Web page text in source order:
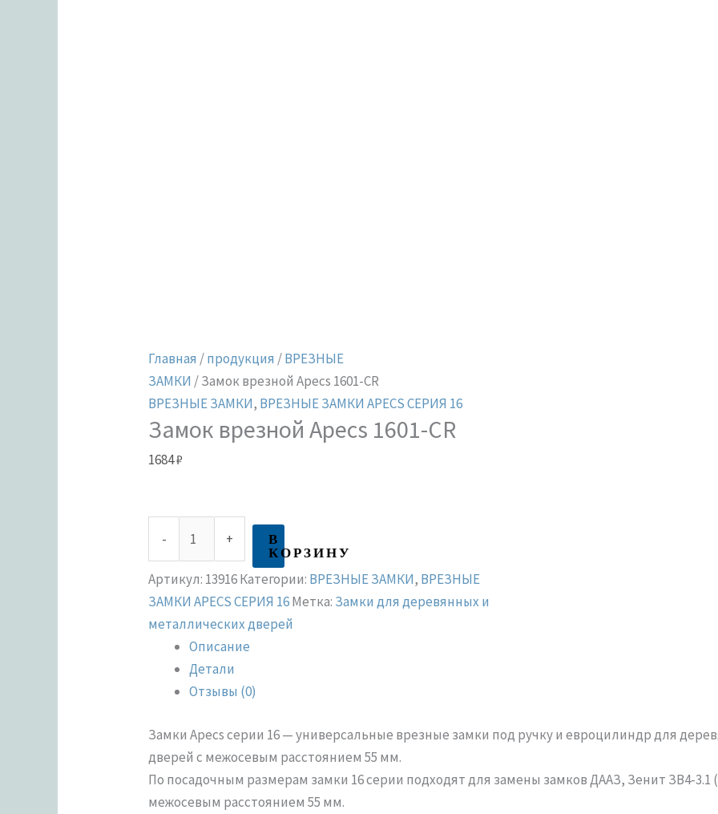
Главная /продукция /ВРЕЗНЫЕ
ЗАМКИ / Замок врезной Apecs 1601-CR
ВРЕЗНЫЕ ЗАМКИ, ВРЕЗНЫЕ ЗАМКИ APECS СЕРИЯ 16
Замок врезной Apecs 1601-CR
1684₽
- + В
КОРЗИНУ
Артикул: 13916Категории: ВРЕЗНЫЕ ЗАМКИ, ВРЕЗНЫЕ
ЗАМКИ APECS СЕРИЯ 16Метка: Замки для деревянных и
металлических дверей
Описание
Детали
Отзывы (0)
Замки Apecs серии 16 — универсальные врезные замки под ручку и евроцилиндр для
дверей с межосевым расстоянием 55 мм.
По посадочным размерам замки 16 серии подходят для замены замков ДААЗ, Зенит ЗВ4-3.1
межосевым расстоянием 55 мм.